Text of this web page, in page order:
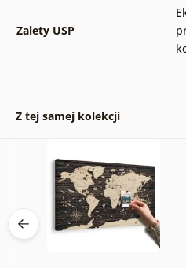
Zalety USP
Z tej samej kolekcji